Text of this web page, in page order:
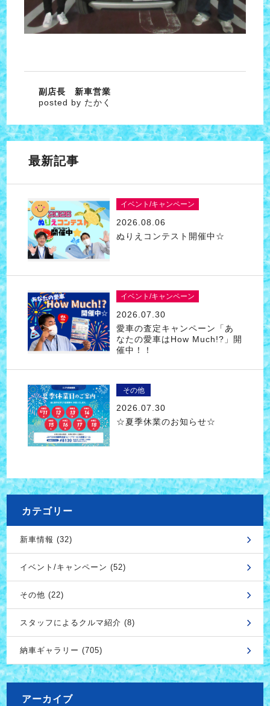
副店長 新車営業
posted by たかく
最新記事
イベント/キャンペーン
2026.08.06
ぬりえコンテスト開催中☆
イベント/キャンペーン
2026.07.30
愛車の査定キャンペーン「あ
なたの愛車はHow Much!?」開
催中！！
その他
2026.07.30
☆夏季休業のお知らせ☆
カテゴリー
新車情報 (32)
イベント/キャンペーン (52)
その他 (22)
スタッフによるクルマ紹介 (8)
納車ギャラリー (705)
アーカイブ